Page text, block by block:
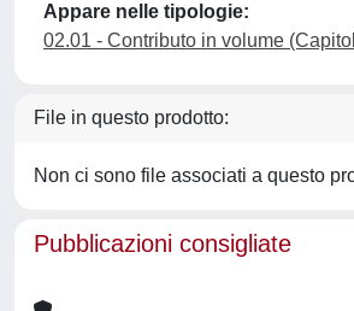
Appare nelle tipologie:
02.01 - Contributo in volume
File in questo prodotto:
Non ci sono file associati a questo
Pubblicazioni consigliate